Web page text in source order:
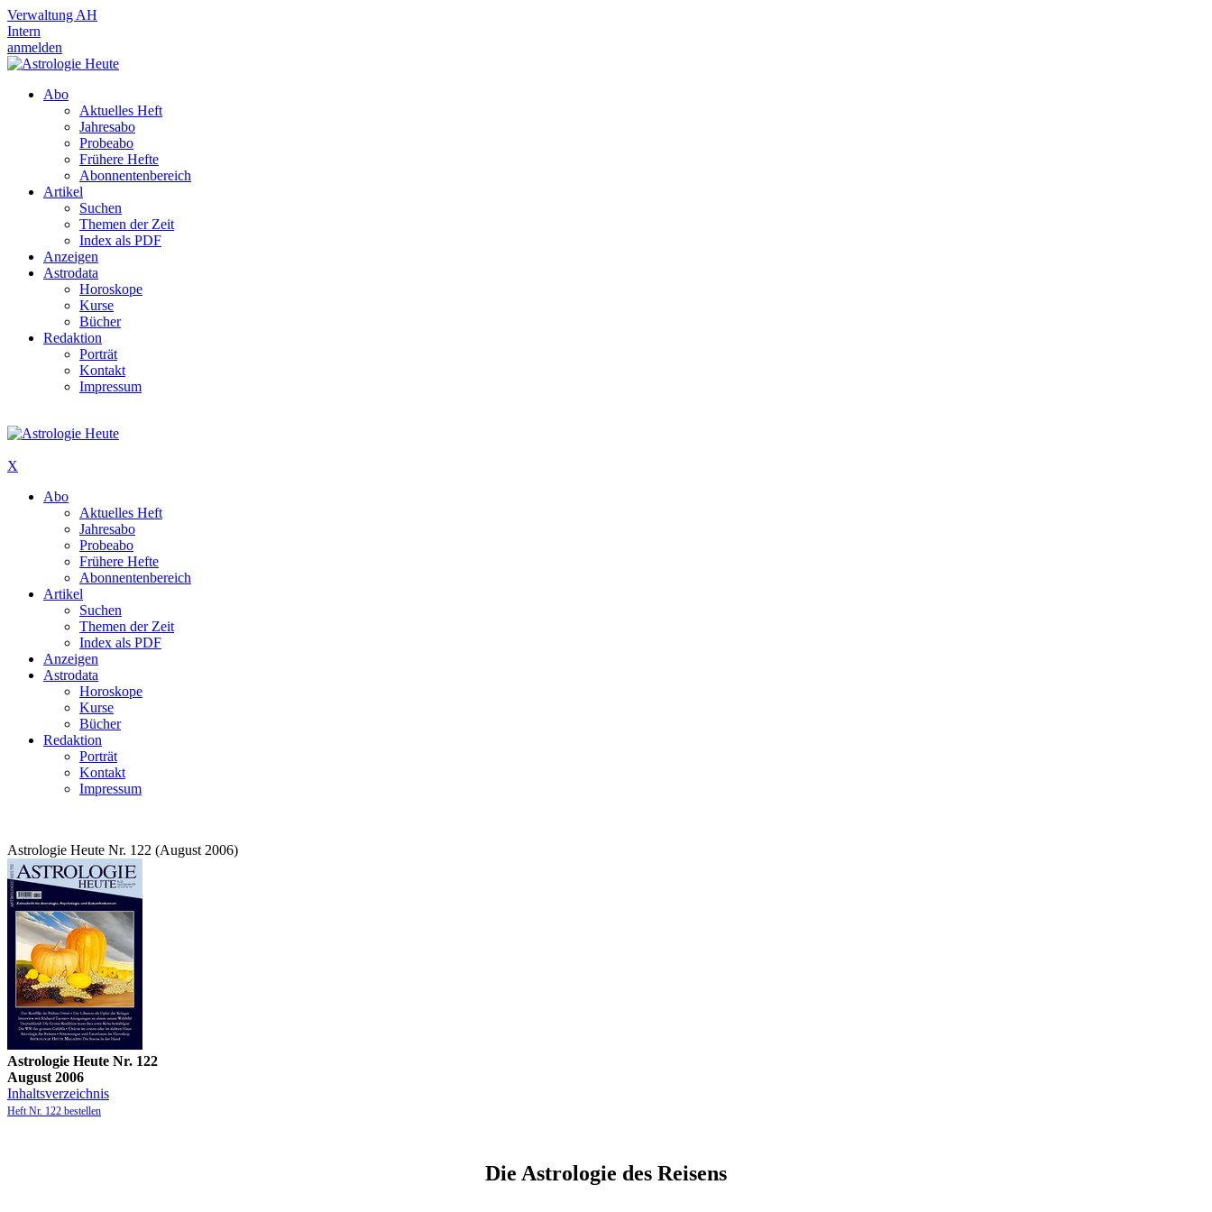
Verwaltung AH
Intern
anmelden
Abo
Aktuelles Heft
Jahresabo
Probeabo
Frühere Hefte
Abonnentenbereich
Artikel
Suchen
Themen der Zeit
Index als PDF
Anzeigen
Astrodata
Horoskope
Kurse
Bücher
Redaktion
Porträt
Kontakt
Impressum
X
Abo
Aktuelles Heft
Jahresabo
Probeabo
Frühere Hefte
Abonnentenbereich
Artikel
Suchen
Themen der Zeit
Index als PDF
Anzeigen
Astrodata
Horoskope
Kurse
Bücher
Redaktion
Porträt
Kontakt
Impressum
Astrologie Heute Nr. 122 (August 2006)
Astrologie Heute Nr. 122
August 2006
Inhaltsverzeichnis
Heft Nr. 122 bestellen
Die Astrologie des Reisens